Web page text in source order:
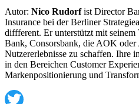
Autor: Nico Rudorfist Director
Insurance bei der Berliner
diffferent. Er unterstützt mit
Bank, Consorsbank, die AOK oder
Nutzererlebnisse zu schaffen. Ihre
in den Bereichen Customer
Markenpositionierung und